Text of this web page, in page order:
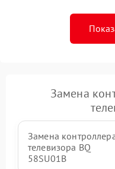
Замена
Замена
телевизора BQ
58SU01B